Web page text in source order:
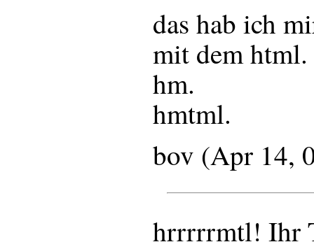
das hab ich
mit dem html.
hm.
hmtml.
bov (Apr 14,
hrrrrrmtl! Ihr